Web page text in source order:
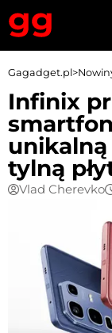
Gagadget.pl>
Infinix
tylną
Vlad Cherevko